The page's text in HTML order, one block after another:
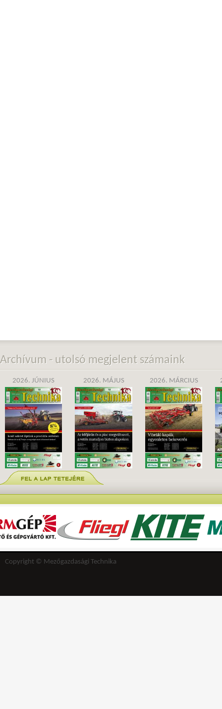
Archívum - utolsó megjelent számaink
2026. JÚNIUS 2026. MÁJUS 2026. MÁRCIUS
Copyright © Mezőgazdasági Technika